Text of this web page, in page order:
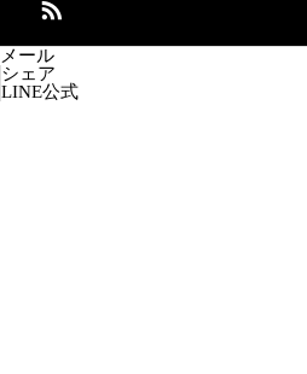
メール
シェア
LINE公式